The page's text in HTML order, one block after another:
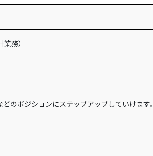
務）
のポジションにステップアップしていけます。